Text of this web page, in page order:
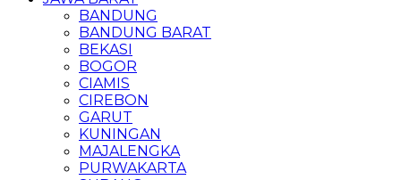
BANDUNG
BANDUNG BARAT
BEKASI
BOGOR
CIAMIS
CIREBON
GARUT
KUNINGAN
MAJALENGKA
PURWAKARTA